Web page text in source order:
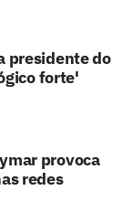
presidente do
forte'
provoca
redes